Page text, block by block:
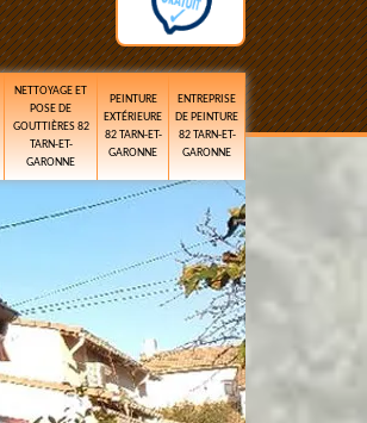
NETTOYAGE ET
POSE DE
GOUTTIÈRES 82
TARN-ET-
GARONNE
PEINTURE
EXTÉRIEURE
82 TARN-ET-
GARONNE
ENTREPRISE
DE PEINTURE
82 TARN-ET-
GARONNE